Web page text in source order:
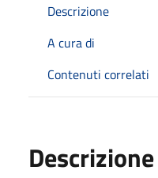
Descrizione
A cura di
Contenuti correlati
Descrizione